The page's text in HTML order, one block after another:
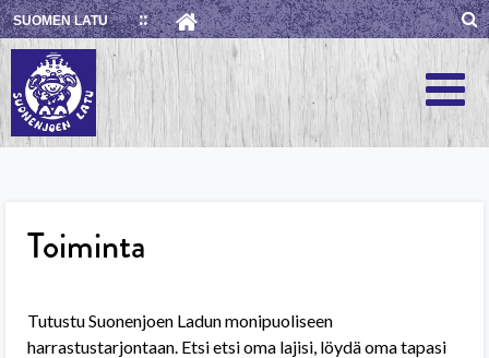
Skip
to
content
SUOMEN LATU
Toiminta
Tutustu Suonenjoen Ladun monipuoliseen
harrastustarjontaan. Etsi etsi oma lajisi, löydä oma tapasi